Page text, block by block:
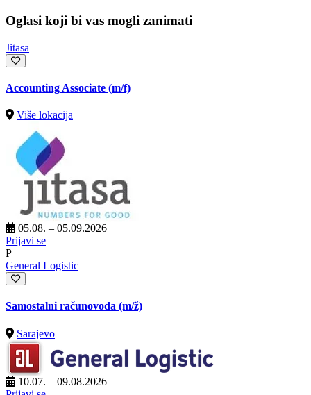
Oglasi koji bi vas mogli zanimati
Jitasa
Accounting Associate (m/f)
Više lokacija
05.08. – 05.09.2026
Prijavi se
P+
General Logistic
Samostalni računovođa (m/ž)
Sarajevo
10.07. – 09.08.2026